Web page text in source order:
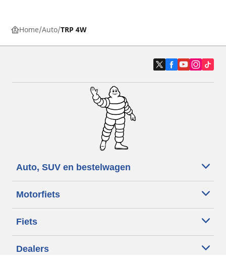
Home Auto TRP 4W
Auto, SUV en bestelwagen
Motorfiets
Fiets
Dealers